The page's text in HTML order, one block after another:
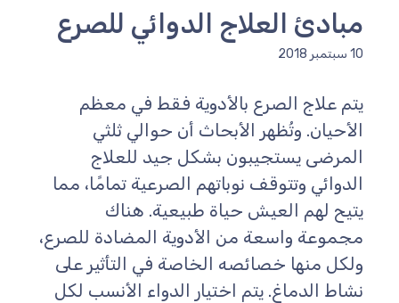
مبادئ العلاج الدوائي للصرع
10 سبتمبر 2018
يتم علاج الصرع بالأدوية فقط في معظم
الأحيان. وتُظهر الأبحاث أن حوالي ثلثي
المرضى يستجيبون بشكل جيد للعلاج
الدوائي وتتوقف نوباتهم الصرعية تمامًا، مما
يتيح لهم العيش حياة طبيعية. هناك
مجموعة واسعة من الأدوية المضادة للصرع،
ولكل منها خصائصه الخاصة في التأثير على
نشاط الدماغ. يتم اختيار الدواء الأنسب لكل